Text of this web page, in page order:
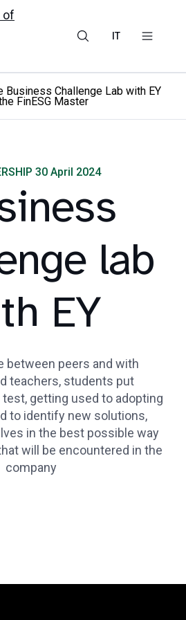
IT
Business Challenge Lab with EY
FinESG Master
30 April 2024
lab
EY
between peers and with
teachers, students put
getting used to adopting
to identify new solutions,
in the best possible way
will be encountered in the
company